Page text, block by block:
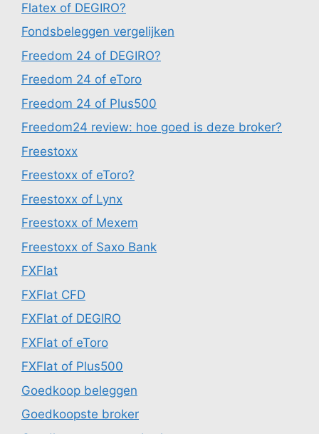
Flatex of DEGIRO?
Fondsbeleggen vergelijken
Freedom 24 of DEGIRO?
Freedom 24 of eToro
Freedom 24 of Plus500
Freedom24 review: hoe goed is deze broker?
Freestoxx
Freestoxx of eToro?
Freestoxx of Lynx
Freestoxx of Mexem
Freestoxx of Saxo Bank
FXFlat
FXFlat CFD
FXFlat of DEGIRO
FXFlat of eToro
FXFlat of Plus500
Goedkoop beleggen
Goedkoopste broker